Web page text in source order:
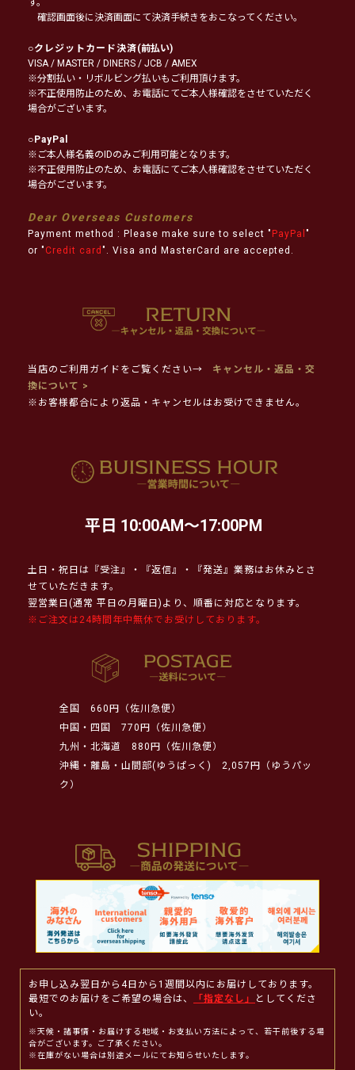
確認画面後に決済画面にて決済手続きをおこなってください。
○クレジットカード決済(前払い)
VISA / MASTER / DINERS / JCB / AMEX
※分割払い・リボルビング払いもご利用頂けます。
※不正使用防止のため、お電話にてご本人様確認をさせていただく
場合がございます。
○PayPal
※ご本人様名義のIDのみご利用可能となります。
※不正使用防止のため、お電話にてご本人様確認をさせていただく
場合がございます。
Dear Overseas Customers
Payment method : Please make sure to select " PayPal "
or " Credit card ". Visa and MasterCard are accepted.
当店のご利用ガイドをご覧ください→
キャンセル・返品・交
換について >
※お客様都合により返品・キャンセルはお受けできません。
平日 10:00AM～17:00PM
土日・祝日は『受注』・『返信』・『発送』業務はお休みとさ
せていただきます。
翌営業日(通常 平日の月曜日)より、順番に対応となります。
※ご注文は24時間年中無休でお受けしております。
全国
660円（佐川急便）
中国・四国
770円（佐川急便）
九州・北海道
880円（佐川急便）
沖縄・離島・山間部(ゆうぱっく)
2,057円（ゆうパッ
ク）
お申し込み翌日から4日から1週間以内にお届けしております。
最短でのお届けをご希望の場合は、
「指定なし」
としてくださ
い。
※天候・諸事情・お届けする地域・お支払い方法によって、若干前後する場
合がございます。ご了承ください。
※在庫がない場合は別途メールにてお知らせいたします。